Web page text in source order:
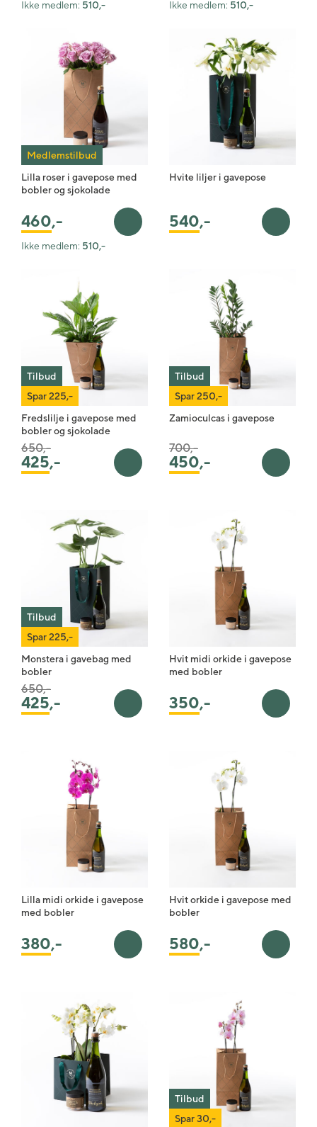
Ikke medlem: 510,- Ikke medlem: 510,-
Medlemstilbud
Lilla roser i gavepose med
bobler og sjokolade
460,- Legg i handlekurv
Ikke medlem: 510,-
Hvite liljer i gavepose
540,- Legg i
Tilbud
Spar 225,-
Fredslilje i gavepose med
bobler og sjokolade
425,-
Pris satt ned fra
650,-til
Legg i handlekurv
Tilbud
Spar 250,-
Zamioculcas i gavepose
450,-
Pris satt ned fra
700,-til
Legg i
Tilbud
Spar 225,-
Monstera i gavebag med
bobler
425,-
Pris satt ned fra
650,-til
Legg i handlekurv
Hvit midi orkide i gavepose
med bobler
350,- Legg i
Lilla midi orkide i gavepose
med bobler
380,- Legg i handlekurv
Hvit orkide i gavepose med
bobler
580,- Legg i
Tilbud
Spar 30,-